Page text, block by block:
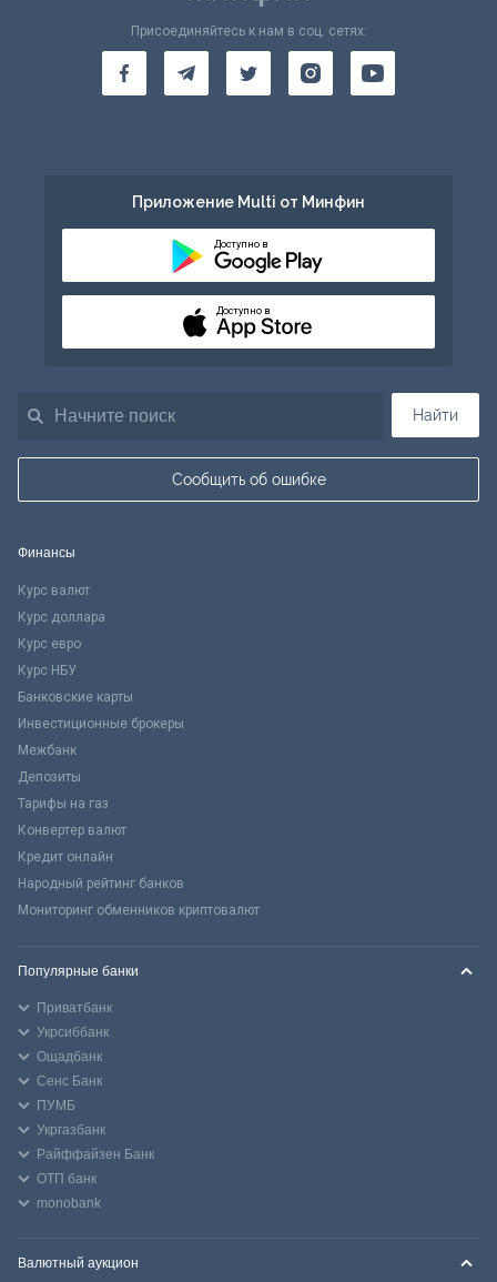
Найти
Сообщить об ошибке
Присоединяйтесь к нам в соц. сетях:
Приложение Multi от Минфин
Доступно в
Доступно в
Финансы
Курс валют
Курс доллара
Курс евро
Курс НБУ
Банковские карты
Инвестиционные брокеры
Межбанк
Депозиты
Тарифы на газ
Конвертер валют
Кредит онлайн
Народный рейтинг банков
Мониторинг обменников криптовалют
Популярные банки
Приватбанк
Укрсиббанк
Ощадбанк
Сенс Банк
ПУМБ
Укргазбанк
Райффайзен Банк
ОТП банк
monobank
Валютный аукцион